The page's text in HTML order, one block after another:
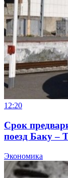
12:20
Срок
поезд Баку –
Экономика